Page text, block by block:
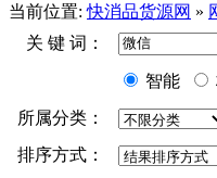
当前位置:快消品货源网 »
关 键 词：
智能
所属分类：
排序方式：